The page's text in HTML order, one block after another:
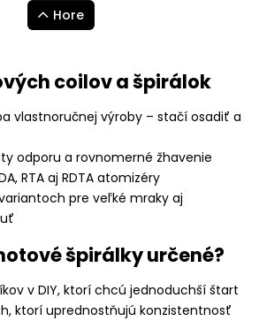
Hore
coilov a špirálok
vlastnoručnej výroby – stačí osadiť a
odporu a rovnomerné žhavenie
RTA aj RDTA atomizéry
pre veľké mraky aj
špirálky určené?
v DIY, ktorí chcú jednoduchší štart
ktorí uprednostňujú konzistentnosť